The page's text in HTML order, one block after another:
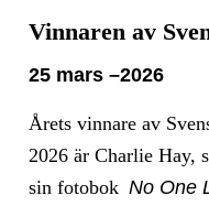
Vinnaren av
25 mars –2026
Årets vinnare av
2026 är Charlie Hay,
sin fotobok No One